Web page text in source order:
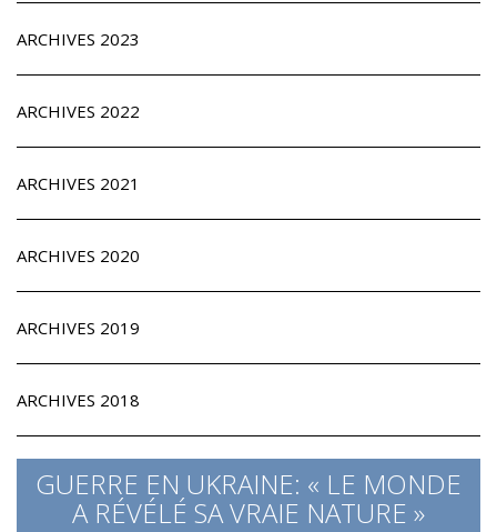
ARCHIVES 2023
ARCHIVES 2022
ARCHIVES 2021
ARCHIVES 2020
ARCHIVES 2019
ARCHIVES 2018
GUERRE EN UKRAINE: « LE MONDE
A RÉVÉLÉ SA VRAIE NATURE »